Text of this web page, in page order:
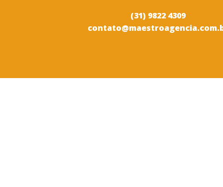
(31) 9822 4309